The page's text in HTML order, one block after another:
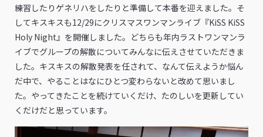
練習したりゲネリハをしたりと準備して本番を迎えました。そ
してキスキスも12/29にクリスマスワンマンライブ『KiSS KiSS
Holy Night』を開催しました。どちらも年内ラストワンマンラ
イブでグループの解散についてみんなに伝えさせていただきま
した。キスキスの解散発表を任されて、なんて伝えようか悩ん
だ中で、やることはなにひとつ変わらないと改めて思いまし
た。やってきたことを続けていくだけ、たのしいを更新してい
くだけだと思っています。